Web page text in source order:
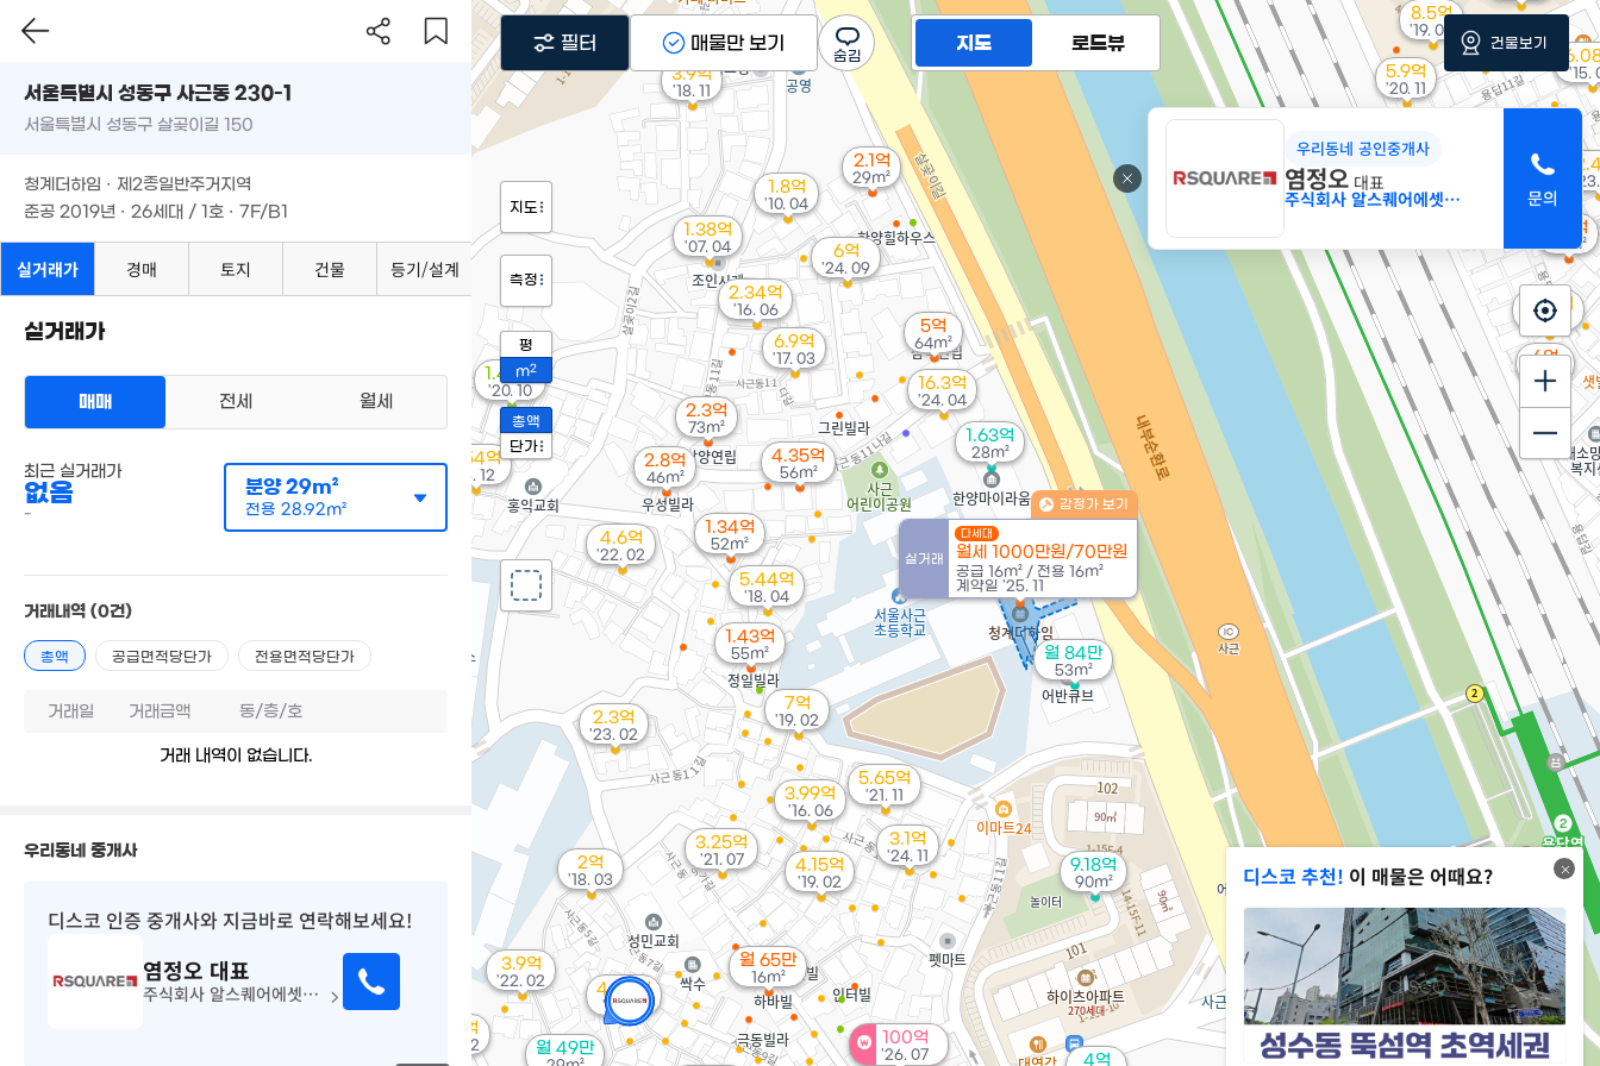
감정가 보기
실거래
다세대
월세 1000만원/70만원
공급 16m² / 전용 16m²
계약일 '25. 11
월 65만
16m²
월 84만
53m²
100억
'26. 07
월 49만
4.35억
56m²
9.18억
90m²
1.63억
28m²
6억
38m²
5억
64m²
5.5억
36m²
2.8억
46m²
3.1억
'24. 11
6억
'24. 09
16.3억
'24. 04
113m²
2.3억
'23. 02
3.9억
'22. 02
4.6억
'22. 02
5.65억
'21. 11
2.1억
29m²
3.25억
'21. 07
5.9억
'20. 11
1.44억
'20. 10
4억
4.34억
'19. 07
8.5억
'19. 04
4.15억
'19. 02
7억
'19. 02
3.9억
'18. 11
2.3억
73m²
1.43억
55m²
5.44억
'18. 04
2억
'18. 03
6.95억
'17. 05
6.9억
'17. 03
2.34억
'16. 06
3.99억
'16. 06
'15.
3.54억
'13. 12
1.8억
'10. 04
3.9억
'09. 12
1.34억
52m²
1.38억
'07. 04
디스코 추천! 이 매물은 어때요?
우리동네 공인중개사
염정오 대표
주식회사 알스퀘어에셋부동산중개
지도 로드뷰
지도
측정
평
m2
총액
단가
필터 매물만 보기 건물보기
서울특별시 성동구 사근동 230-1
서울특별시 성동구 살곶이길 150
청계더하임 · 제2종일반주거지역
준공 2019년 · 26세대 / 1호 · 7F/B1
실거래가 경매 토지 건물 등기/설계
실거래가
매매 전세 월세
최근 실거래가
없음
-
분양29m²
전용 28.92m²
거래내역 (0건)
총액 공급면적당단가 전용면적당단가
거래일 거래금액 동/층/호
거래 내역이 없습니다.
우리동네 중개사
디스코 인증 중개사와 지금바로 연락해보세요!
염정오 대표
주식회사 알스퀘어에셋부동산중개